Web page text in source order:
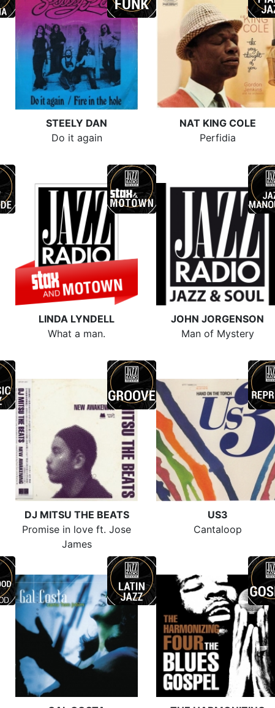
STEELY DAN
Do it again
NAT KING COLE
Perfidia
LINDA LYNDELL
What a man.
JOHN JORGENSON
Man of Mystery
DJ MITSU THE BEATS
Promise in love ft. Jose
James
US3
Cantaloop